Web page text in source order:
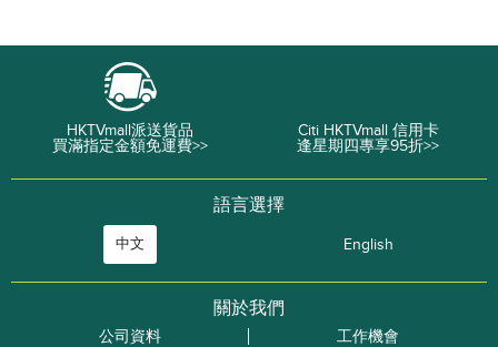
HKTVmall派送貨品
買滿指定金額免運費>>
Citi HKTVmall 信用卡
逢星期四專享95折>>
語言選擇
中文 English
關於我們
公司資料
工作機會